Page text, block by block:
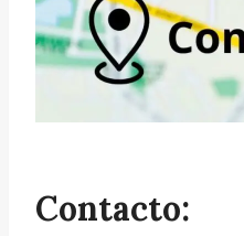
Contacto: